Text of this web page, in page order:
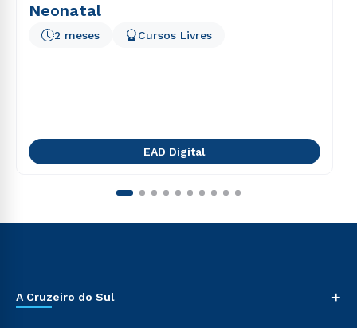
Neonatal
2 meses Cursos Livres
EAD Digital
A Cruzeiro do Sul +